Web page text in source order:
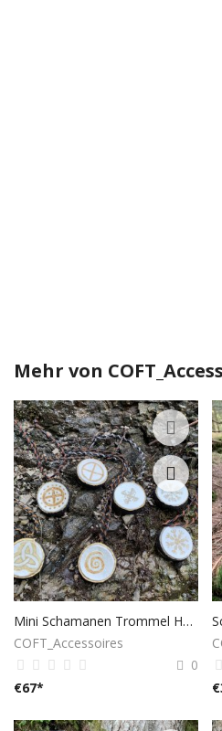
Mehr von
Mini Schamanen Trommel Halskette
COFT_Accessoires
0
€67*
€